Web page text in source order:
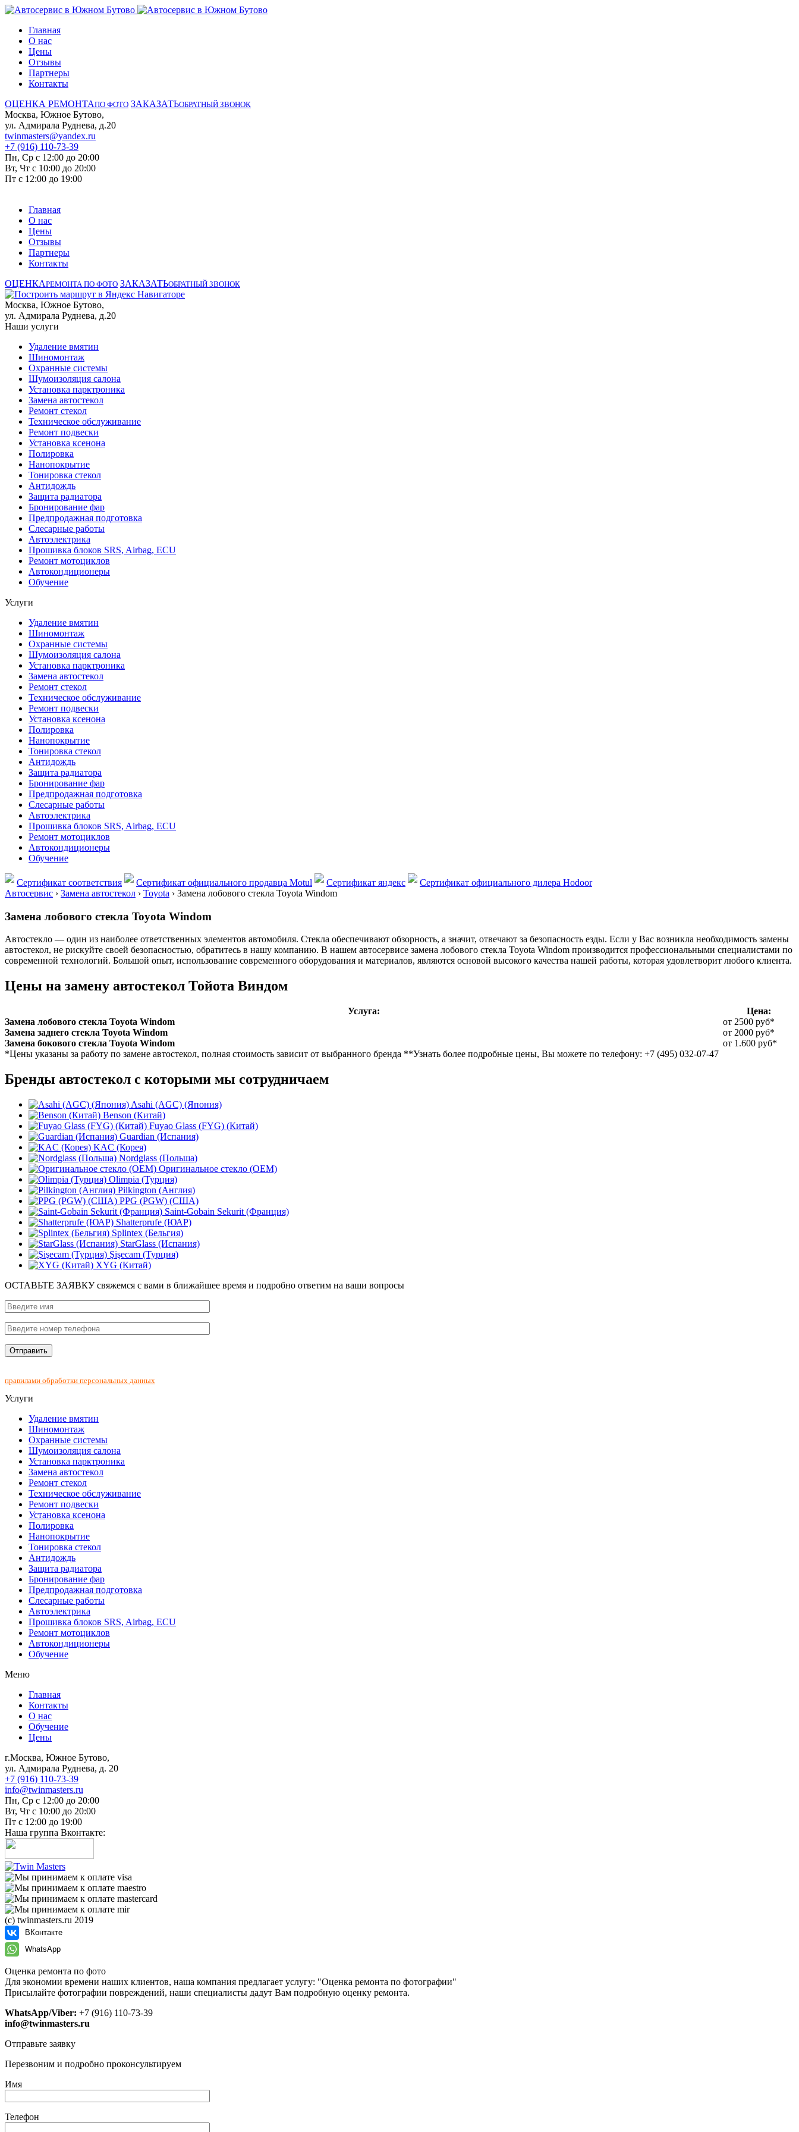
Главная
О нас
Цены
Отзывы
Партнеры
Контакты
ОЦЕНКА РЕМОНТАПО ФОТО ЗАКАЗАТЬОБРАТНЫЙ ЗВОНОК
Москва, Южное Бутово,
ул. Адмирала Руднева, д.20
twinmasters@yandex.ru
+7 (916) 110-73-39
Пн, Ср с 12:00 до 20:00
Вт, Чт с 10:00 до 20:00
Пт с 12:00 до 19:00
Главная
О нас
Цены
Отзывы
Партнеры
Контакты
ОЦЕНКАРЕМОНТА ПО ФОТО ЗАКАЗАТЬОБРАТНЫЙ ЗВОНОК
Москва, Южное Бутово,
ул. Адмирала Руднева, д.20
Наши услуги
Удаление вмятин
Шиномонтаж
Охранные системы
Шумоизоляция салона
Установка парктроника
Замена автостекол
Ремонт стекол
Техническое обслуживание
Ремонт подвески
Установка ксенона
Полировка
Нанопокрытие
Тонировка стекол
Антидождь
Защита радиатора
Бронирование фар
Предпродажная подготовка
Слесарные работы
Автоэлектрика
Прошивка блоков SRS, Airbag, ECU
Ремонт мотоциклов
Автокондиционеры
Обучение
Услуги
Удаление вмятин
Шиномонтаж
Охранные системы
Шумоизоляция салона
Установка парктроника
Замена автостекол
Ремонт стекол
Техническое обслуживание
Ремонт подвески
Установка ксенона
Полировка
Нанопокрытие
Тонировка стекол
Антидождь
Защита радиатора
Бронирование фар
Предпродажная подготовка
Слесарные работы
Автоэлектрика
Прошивка блоков SRS, Airbag, ECU
Ремонт мотоциклов
Автокондиционеры
Обучение
Сертификат соответствия Сертификат официального продавца Motul Сертификат яндекс
Сертификат официального дилера Hodoor
Автосервис › Замена автостекол › Toyota › Замена лобового стекла Toyota Windom
Замена лобового стекла Toyota Windom
Автостекло — один из наиболее ответственных элементов автомобиля. Стекла обеспечивают обзорность, а значит, отвечают за безопасность езды. Если у Вас возникла необходимость замены
автостекол, не рискуйте своей безопасностью, обратитесь в нашу компанию. В нашем автосервисе замена лобового стекла Toyota Windom производится профессиональными специалистами по
современной технологий. Большой опыт, использование современного оборудования и материалов, являются основой высокого качества нашей работы, которая удовлетворит любого клиента.
Цены на замену автостекол Тойота Виндом
Услуга:
Цена:
Замена лобового стекла Toyota Windom
от 2500 руб*
Замена заднего стекла Toyota Windom
от 2000 руб*
Замена бокового стекла Toyota Windom
от 1.600 руб*
*Цены указаны за работу по замене автостекол, полная стоимость зависит от выбранного бренда **Узнать более подробные цены, Вы можете по телефону: +7 (495) 032-07-47
Бренды автостекол с которыми мы сотрудничаем
Asahi (AGC) (Япония)
Benson (Китай)
Fuyao Glass (FYG) (Китай)
Guardian (Испания)
KAC (Корея)
Nordglass (Польша)
Оригинальное стекло (OEM)
Olimpia (Турция)
Pilkington (Англия)
PPG (PGW) (США)
Saint-Gobain Sekurit (Франция)
Shatterprufe (ЮАР)
Splintex (Бельгия)
StarGlass (Испания)
Şişecam (Турция)
XYG (Китай)
ОСТАВЬТЕ ЗАЯВКУсвяжемся с вами в ближайшее время и подробно ответим на ваши вопросы
правилами обработки персональных данных
Услуги
Удаление вмятин
Шиномонтаж
Охранные системы
Шумоизоляция салона
Установка парктроника
Замена автостекол
Ремонт стекол
Техническое обслуживание
Ремонт подвески
Установка ксенона
Полировка
Нанопокрытие
Тонировка стекол
Антидождь
Защита радиатора
Бронирование фар
Предпродажная подготовка
Слесарные работы
Автоэлектрика
Прошивка блоков SRS, Airbag, ECU
Ремонт мотоциклов
Автокондиционеры
Обучение
Меню
Главная
Контакты
О нас
Обучение
Цены
г.Москва, Южное Бутово,
ул. Адмирала Руднева, д. 20
+7 (916) 110-73-39
info@twinmasters.ru
Пн, Ср с 12:00 до 20:00
Вт, Чт с 10:00 до 20:00
Пт с 12:00 до 19:00
Наша группа Вконтакте:
(с) twinmasters.ru 2019
ВКонтакте
WhatsApp
Оценка ремонта по фото
Для экономии времени наших клиентов, наша компания предлагает услугу: "Оценка ремонта по фотографии"
Присылайте фотографии повреждений, наши специалисты дадут Вам подробную оценку ремонта.
WhatsApp/Viber: +7 (916) 110-73-39
info@twinmasters.ru
Отправьте заявку
Перезвоним и подробно проконсультируем
Имя
Телефон